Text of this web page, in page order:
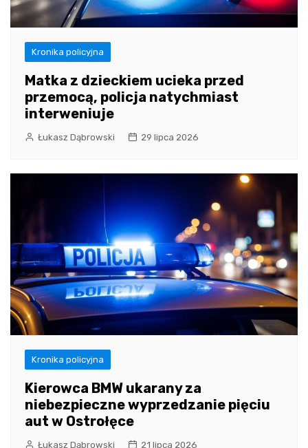
Kronika policyjna
Matka z dzieckiem ucieka przed
przemocą, policja natychmiast
interweniuje
Łukasz Dąbrowski 29 lipca 2026
Kronika policyjna
Kierowca BMW ukarany za
niebezpieczne wyprzedzanie pięciu
aut w Ostrołęce
Łukasz Dąbrowski 21 lipca 2026